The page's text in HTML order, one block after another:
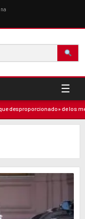
☰
desproporcionado» de los